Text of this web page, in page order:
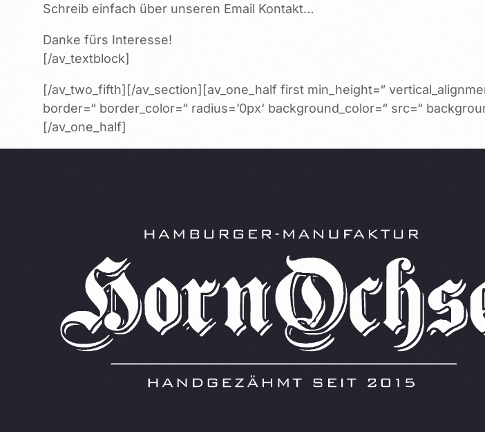
Schreib einfach über unseren Email Kontakt…
Danke fürs Interesse!
[/av_textblock]
[/av_two_fifth][/av_section][av_one_half first min_height=“
border=“ border_color=“ radius=’0px‘ background_color=“ src=“
[/av_one_half]